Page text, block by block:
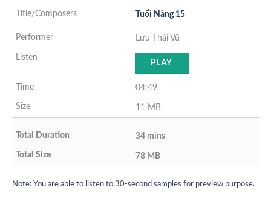
Tuổi Nàng 15
Lưu Thái Vũ
PLAY
04:49
11 MB
34 mins
78 MB
Note: You are able to listen to 30-second samples for preview purpose.